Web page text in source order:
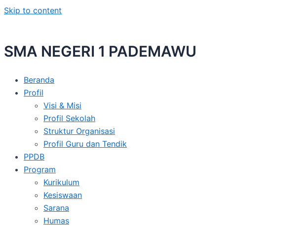
Skip to content
SMA NEGERI 1 PADEMAWU
Beranda
Profil
Visi & Misi
Profil Sekolah
Struktur Organisasi
Profil Guru dan Tendik
PPDB
Program
Kurikulum
Kesiswaan
Sarana
Humas